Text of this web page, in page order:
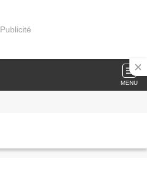
Publicité
MENU